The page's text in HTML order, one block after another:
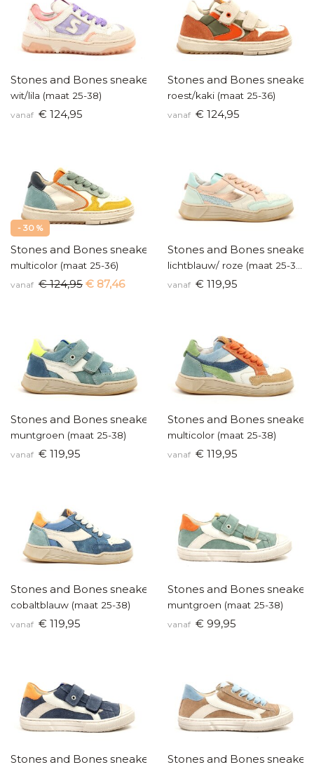
Stones and Bones sneakers
wit/lila (maat 25-38)
vanaf € 124,95
Stones and Bones sneakers
roest/kaki (maat 25-36)
vanaf € 124,95
- 30 %
Stones and Bones sneakers
multicolor (maat 25-36)
vanaf € 124,95 € 87,46
Stones and Bones sneakers
vanaf € 119,95
Stones and Bones sneakers
muntgroen (maat 25-38)
vanaf € 119,95
Stones and Bones sneakers
multicolor (maat 25-38)
vanaf € 119,95
Stones and Bones sneakers
cobaltblauw (maat 25-38)
vanaf € 119,95
Stones and Bones sneakers
muntgroen (maat 25-38)
vanaf € 99,95
Stones and Bones sneakers Stones and Bones sneakers